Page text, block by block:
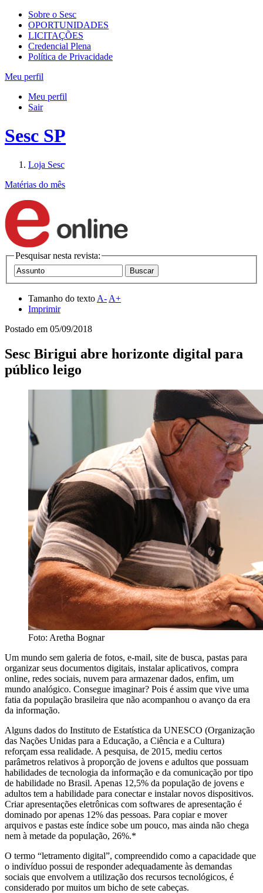
Sobre o Sesc
OPORTUNIDADES
LICITAÇÕES
Credencial Plena
Política de Privacidade
Meu perfil
Meu perfil
Sair
Sesc SP
Loja Sesc
Matérias do mês
Pesquisar nesta revista:
Tamanho do texto A- A+
Imprimir
Postado em 05/09/2018
Sesc Birigui abre horizonte digital para
público leigo
Foto: Aretha Bognar
Um mundo sem galeria de fotos, e-mail, site de busca, pastas para
organizar seus documentos digitais, instalar aplicativos, compra
online, redes sociais, nuvem para armazenar dados, enfim, um
mundo analógico. Consegue imaginar? Pois é assim que vive uma
fatia da população brasileira que não acompanhou o avanço da era
da informação.
Alguns dados do Instituto de Estatística da UNESCO (Organização
das Nações Unidas para a Educação, a Ciência e a Cultura)
reforçam essa realidade. A pesquisa, de 2015, mediu certos
parâmetros relativos à proporção de jovens e adultos que possuam
habilidades de tecnologia da informação e da comunicação por tipo
de habilidade no Brasil. Apenas 12,5% da população de jovens e
adultos tem a habilidade para conectar e instalar novos dispositivos.
Criar apresentações eletrônicas com softwares de apresentação é
dominado por apenas 12% das pessoas. Para copiar e mover
arquivos e pastas este índice sobe um pouco, mas ainda não chega
nem à metade da população, 26%.*
O termo “letramento digital”, compreendido como a capacidade que
o indivíduo possui de responder adequadamente às demandas
sociais que envolvem a utilização dos recursos tecnológicos, é
considerado por muitos um bicho de sete cabeças.